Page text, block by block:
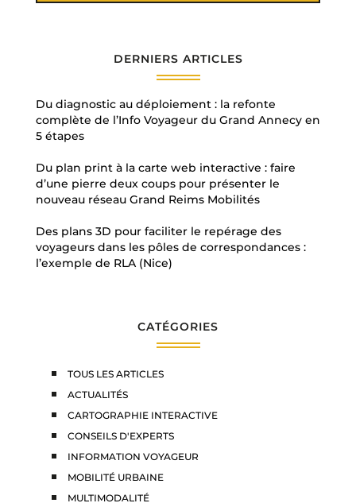
DERNIERS ARTICLES
Du diagnostic au déploiement : la refonte
complète de l’Info Voyageur du Grand Annecy en
5 étapes
Du plan print à la carte web interactive : faire
d’une pierre deux coups pour présenter le
nouveau réseau Grand Reims Mobilités
Des plans 3D pour faciliter le repérage des
voyageurs dans les pôles de correspondances :
l’exemple de RLA (Nice)
CATÉGORIES
TOUS LES ARTICLES
ACTUALITÉS
CARTOGRAPHIE INTERACTIVE
CONSEILS D'EXPERTS
INFORMATION VOYAGEUR
MOBILITÉ URBAINE
MULTIMODALITÉ